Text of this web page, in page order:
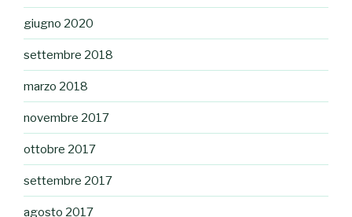
giugno 2020
settembre 2018
marzo 2018
novembre 2017
ottobre 2017
settembre 2017
agosto 2017